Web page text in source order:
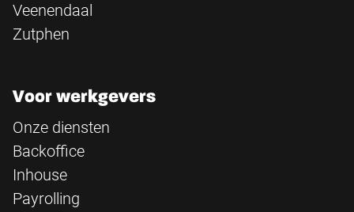
Veenendaal
Zutphen
Voor werkgevers
Onze diensten
Backoffice
Inhouse
Payrolling